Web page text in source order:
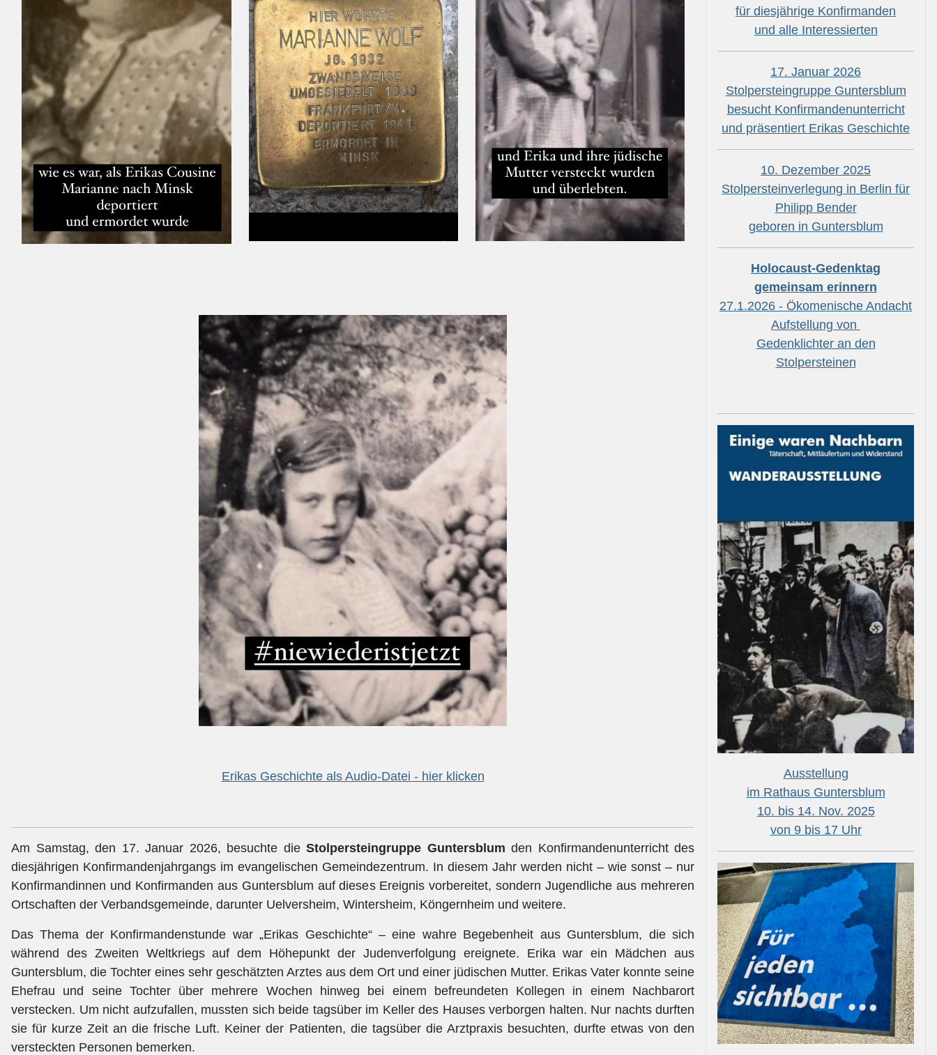
Erikas Geschichte als Audio-Datei - hier klicken
Am Samstag, den 17. Januar 2026, besuchte die Stolpersteingruppe Guntersblum den Konfirmandenunterricht des
diesjährigen Konfirmandenjahrgangs im evangelischen Gemeindezentrum. In diesem Jahr werden nicht – wie sonst – nur
Konfirmandinnen und Konfirmanden aus Guntersblum auf dieses Ereignis vorbereitet, sondern Jugendliche aus mehreren
Ortschaften der Verbandsgemeinde, darunter Uelversheim, Wintersheim, Köngernheim und weitere.
Das Thema der Konfirmandenstunde war „Erikas Geschichte“ – eine wahre Begebenheit aus Guntersblum, die sich
während des Zweiten Weltkriegs auf dem Höhepunkt der Judenverfolgung ereignete. Erika war ein Mädchen aus
Guntersblum, die Tochter eines sehr geschätzten Arztes aus dem Ort und einer jüdischen Mutter. Erikas Vater konnte seine
Ehefrau und seine Tochter über mehrere Wochen hinweg bei einem befreundeten Kollegen in einem Nachbarort
verstecken. Um nicht aufzufallen, mussten sich beide tagsüber im Keller des Hauses verborgen halten. Nur nachts durften
sie für kurze Zeit an die frische Luft. Keiner der Patienten, die tagsüber die Arztpraxis besuchten, durfte etwas von den
versteckten Personen bemerken.
für diesjährige Konfirmanden
und alle Interessierten
17. Januar 2026
Stolpersteingruppe Guntersblum
besucht Konfirmandenunterricht
und präsentiert Erikas Geschichte
10. Dezember 2025
Stolpersteinverlegung in Berlin für
Philipp Bender
geboren in Guntersblum
Holocaust-Gedenktag
gemeinsam erinnern
27.1.2026 - Ökomenische Andacht
Aufstellung von
Gedenklichter an den
Stolpersteinen
Ausstellung
im Rathaus Guntersblum
10. bis 14. Nov. 2025
von 9 bis 17 Uhr